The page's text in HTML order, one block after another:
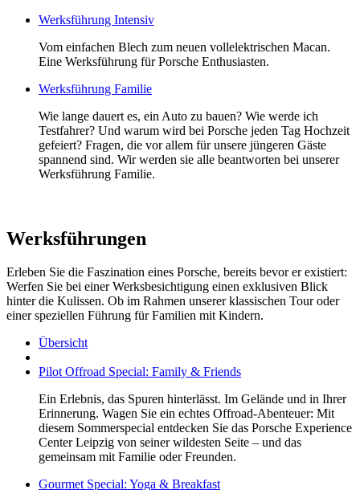
Werksführung Intensiv
Vom einfachen Blech zum neuen vollelektrischen Macan.
Eine Werksführung für Porsche Enthusiasten.
Werksführung Familie
Wie lange dauert es, ein Auto zu bauen? Wie werde ich
Testfahrer? Und warum wird bei Porsche jeden Tag Hochzeit
gefeiert? Fragen, die vor allem für unsere jüngeren Gäste
spannend sind. Wir werden sie alle beantworten bei unserer
Werksführung Familie.
Werksführungen
Erleben Sie die Faszination eines Porsche, bereits bevor er existiert:
Werfen Sie bei einer Werksbesichtigung einen exklusiven Blick
hinter die Kulissen. Ob im Rahmen unserer klassischen Tour oder
einer speziellen Führung für Familien mit Kindern.
Übersicht
Pilot Offroad Special: Family & Friends
Ein Erlebnis, das Spuren hinterlässt. Im Gelände und in Ihrer
Erinnerung. Wagen Sie ein echtes Offroad-Abenteuer: Mit
diesem Sommerspecial entdecken Sie das Porsche Experience
Center Leipzig von seiner wildesten Seite – und das
gemeinsam mit Familie oder Freunden.
Gourmet Special: Yoga & Breakfast